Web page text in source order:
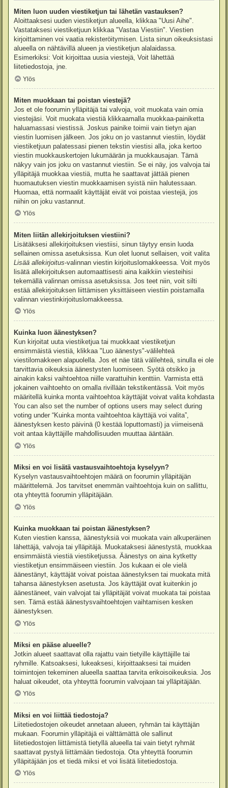
Miten luon uuden viestiketjun tai lähetän vastauksen?
Aloittaaksesi uuden viestiketjun alueella, klikkaa "Uusi Aihe".
Vastataksesi viestiketjuun klikkaa "Vastaa Viestiin". Viestien
kirjoittaminen voi vaatia rekisteröitymisen. Lista sinun oikeuksistasi
alueella on nähtävillä alueen ja viestiketjun alalaidassa.
Esimerkiksi: Voit kirjoittaa uusia viestejä, Voit lähettää
liitetiedostoja, jne.
Ylös
Miten muokkaan tai poistan viestejä?
Jos et ole foorumin ylläpitäjä tai valvoja, voit muokata vain omia
viestejäsi. Voit muokata viestiä klikkaamalla muokkaa-painiketta
haluamassasi viestissä. Joskus painike toimii vain tietyn ajan
viestin luomisen jälkeen. Jos joku on jo vastannut viestiin, löydät
viestiketjuun palatessasi pienen tekstin viestisi alla, joka kertoo
viestin muokkauskertojen lukumäärän ja muokkausajan. Tämä
näkyy vain jos joku on vastannut viestiin. Se ei näy, jos valvoja tai
ylläpitäjä muokkaa viestiä, mutta he saattavat jättää pienen
huomautuksen viestin muokkaamisen syistä niin halutessaan.
Huomaa, että normaalit käyttäjät eivät voi poistaa viestejä, jos
niihin on joku vastannut.
Ylös
Miten liitän allekirjoituksen viestiini?
Lisätäksesi allekirjoituksen viestiisi, sinun täytyy ensin luoda
sellainen omissa asetuksissa. Kun olet luonut sellaisen, voit valita
Lisää allekirjoitus-valinnan viestin kirjoituslomakkeessa. Voit myös
lisätä allekirjoituksen automaattisesti aina kaikkiin viesteihisi
tekemällä valinnan omissa asetuksissa. Jos teet niin, voit silti
estää allekirjoituksen liittämisen yksittäiseen viestiin poistamalla
valinnan viestinkirjoituslomakkeessa.
Ylös
Kuinka luon äänestyksen?
Kun kirjoitat uuta viestiketjua tai muokkaat viestiketjun
ensimmäistä viestiä, klikkaa "Luo äänestys"-välilehteä
viestilomakkeen alapuolella. Jos et näe tätä välilehteä, sinulla ei ole
tarvittavia oikeuksia äänestysten luomiseen. Syötä otsikko ja
ainakin kaksi vaihtoehtoa niille varattuihin kenttiin. Varmista että
jokainen vaihtoehto on omalla rivillään tekstikentässä. Voit myös
määritellä kuinka monta vaihtoehtoa käyttäjät voivat valita kohdasta
You can also set the number of options users may select during
voting under “Kuinka monta vaihtoehtoa käyttäjä voi valita”,
äänestyksen kesto päivinä (0 kestää loputtomasti) ja viimeisenä
voit antaa käyttäjille mahdollisuuden muuttaa ääntään.
Ylös
Miksi en voi lisätä vastausvaihtoehtoja kyselyyn?
Kyselyn vastausvaihtoehtojen määrä on foorumin ylläpitäjän
määrittelemä. Jos tarvitset enemmän vaihtoehtoja kuin on sallittu,
ota yhteyttä foorumin ylläpitäjään.
Ylös
Kuinka muokkaan tai poistan äänestyksen?
Kuten viestien kanssa, äänestyksiä voi muokata vain alkuperäinen
lähettäjä, valvoja tai ylläpitäjä. Muokataksesi äänestystä, muokkaa
ensimmäistä viestiä viestiketjussa. Äänestys on aina kytketty
viestiketjun ensimmäiseen viestiin. Jos kukaan ei ole vielä
äänestänyt, käyttäjät voivat poistaa äänestyksen tai muokata mitä
tahansa äänestyksen asetusta. Jos käyttäjät ovat kuitenkin jo
äänestäneet, vain valvojat tai ylläpitäjät voivat muokata tai poistaa
sen. Tämä estää äänestysvaihtoehtojen vaihtamisen kesken
äänestyksen.
Ylös
Miksi en pääse alueelle?
Jotkin alueet saattavat olla rajattu vain tietyille käyttäjille tai
ryhmille. Katsoaksesi, lukeaksesi, kirjoittaaksesi tai muiden
toimintojen tekeminen alueella saattaa tarvita erikoisoikeuksia. Jos
haluat oikeudet, ota yhteyttä foorumin valvojaan tai ylläpitäjään.
Ylös
Miksi en voi liittää tiedostoja?
Liitetiedostojen oikeudet annetaan alueen, ryhmän tai käyttäjän
mukaan. Foorumin ylläpitäjä ei välttämättä ole sallinut
liitetiedostojen liittämistä tietyllä alueella tai vain tietyt ryhmät
saattavat pystyä liittämään tiedostoja. Ota yhteyttä foorumin
ylläpitäjään jos et tiedä miksi et voi lisätä liitetiedostoja.
Ylös